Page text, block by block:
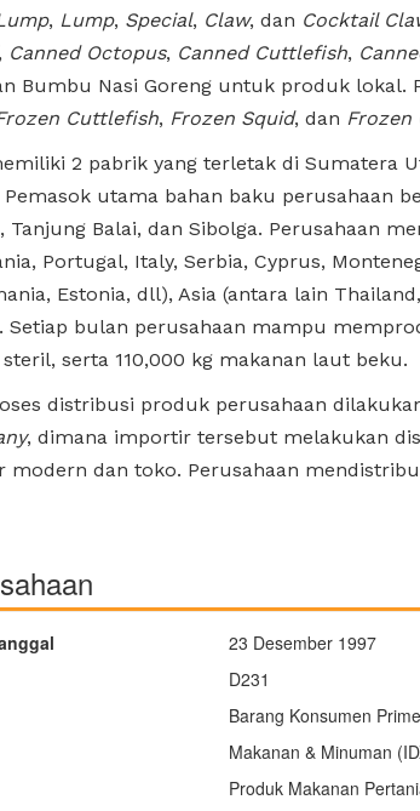
, Lump, Special, Claw, dan Cocktail
Canned Octopus, Canned Cuttlefish,
Bumbu Nasi Goreng untuk produk lokal.
Cuttlefish, Frozen Squid, dan Frozen
2 pabrik yang terletak di Sumatera
Pemasok utama bahan baku perusahaan
Tanjung Balai, dan Sibolga. Perusahaan
Portugal, Italy, Serbia, Cyprus,
Estonia, dll), Asia (antara lain
Setiap bulan perusahaan mampu
serta 110,000 kg makanan laut beku.
distribusi produk perusahaan
, dimana importir tersebut melakukan
modern dan toko. Perusahaan
23 Desember 1997
D231
Barang Konsumen
Makanan & Minuman
Produk Makanan